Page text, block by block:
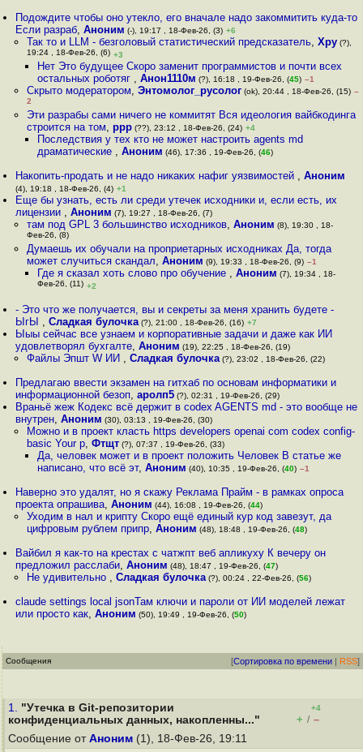
Подождите чтобы оно утекло, его вначале надо закоммитить куда-то
Если разраб,Аноним (-), 19:17 , 18-Фев-26, (3) +6
Так то и LLM - безголовый статистический предсказатель, Хру(?),
19:24 , 18-Фев-26, (6) +3
Нет Это будущее Скоро заменит программистов и почти всех
остальных роботяг , Анон1110м (?), 16:18 , 19-Фев-26, (45) –1
Скрыто модератором, Энтомолог_русолог(ok), 20:44 , 18-Фев-26, (15) –
2
Эти разрабы сами ничего не коммитят Вся идеология вайбкодинга
строится на том, ppp(??), 23:12 , 18-Фев-26, (24) +4
Последствия у тех кто не может настроить agents md
драматические , Аноним (46), 17:36 , 19-Фев-26, (46)
Накопить-продать и не надо никаких нафиг уязвимостей ,Аноним
(4), 19:18 , 18-Фев-26, (4) +1
Еще бы узнать, есть ли среди утечек исходники и, если есть, их
лицензии ,Аноним (7), 19:27 , 18-Фев-26, (7)
там под GPL 3 большинство исходников, Аноним (8), 19:30 , 18-
Фев-26, (8)
Думаешь их обучали на проприетарных исходниках Да, тогда
может случиться скандал, Аноним (9), 19:33 , 18-Фев-26, (9) –1
Где я сказал хоть слово про обучение , Аноним (7), 19:34 , 18-
Фев-26, (11) +2
- Это что же получается, вы и секреты за меня хранить будете -
ЫгЫ ,Сладкая булочка (?), 21:00 , 18-Фев-26, (16) +7
Ыыы сейчас все узнаем и корпоративные задачи и даже как ИИ
удовлетворял бухгалте,Аноним (19), 22:25 , 18-Фев-26, (19)
Файлы Эпшт W ИИ , Сладкая булочка(?), 23:02 , 18-Фев-26, (22)
Предлагаю ввести экзамен на гитхаб по основам информатики и
информационной безоп,аролп5 (?), 02:31 , 19-Фев-26, (29)
Враньё жеж Кодекс всё держит в codex AGENTS md - это вообще не
внутрен,Аноним (30), 03:13 , 19-Фев-26, (30)
Можно и в проект класть https developers openai com codex config-
basic Your p, Фтщт(?), 07:37 , 19-Фев-26, (33)
Да, человек может и в проект положить Человек В статье же
написано, что всё эт, Аноним (40), 10:35 , 19-Фев-26, (40) –1
Наверно это удалят, но я скажу Реклама Прайм - в рамках опроса
проекта опрашива,Аноним (44), 16:08 , 19-Фев-26, (44)
Уходим в нал и крипту Скоро ещё единый кур код завезут, да
цифровым рублем припр, Аноним (48), 18:48 , 19-Фев-26, (48)
Вайбил я как-то на крестах с чатжпт веб апликуху К вечеру он
предложил расслаби,Аноним (48), 18:47 , 19-Фев-26, (47)
Не удивительно , Сладкая булочка(?), 00:24 , 22-Фев-26, (56)
claude settings local jsonТам ключи и пароли от ИИ моделей лежат
или просто как,Аноним (50), 19:49 , 19-Фев-26, (50)
Сообщения [Сортировка по времени | RSS]
1. "Утечка в Git-репозитории
конфиденциальных данных, накопленны..."
+4
+ / –
Сообщение от Аноним (1), 18-Фев-26, 19:11